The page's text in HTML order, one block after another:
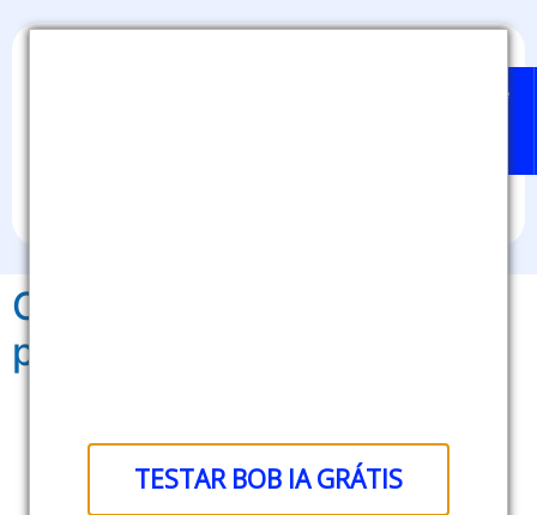
TESTAR BOB IA GRÁTIS
Sobre
Como os open badges
podem ser utilizados?